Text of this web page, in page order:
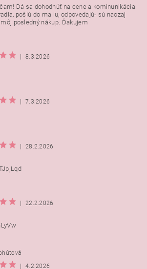
Dá sa dohodnúť na cene a kominunikácia
pošlú do mailu, odpovedajú- sú naozaj
posledný nákup. Ďakujem
| 8.3.2026
| 7.3.2026
| 28.2.2026
| 22.2.2026
|
4.2.2026